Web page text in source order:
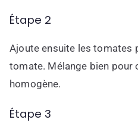
Étape 2
Ajoute ensuite les tomates
tomate. Mélange bien pour
homogène.
Étape 3